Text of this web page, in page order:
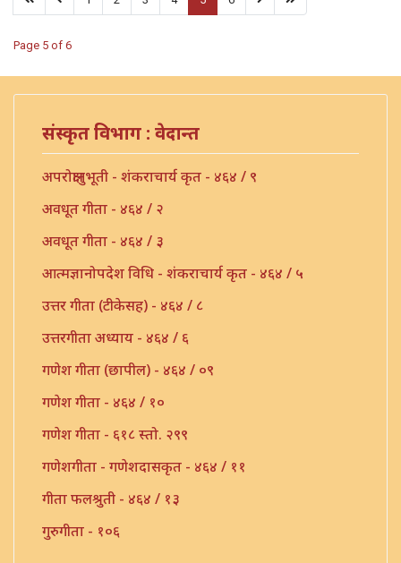
Page 5 of 6
संस्कृत विभाग : वेदान्त
अपरोक्षानुभूती - शंकराचार्य कृत - ४६४ / ९
अवधूत गीता - ४६४ / २
अवधूत गीता - ४६४ / ३
आत्मज्ञानोपदेश विधि - शंकराचार्य कृत - ४६४ / ५
उत्तर गीता (टीकेसह) - ४६४ / ८
उत्तरगीता अध्याय - ४६४ / ६
गणेश गीता (छापील) - ४६४ / ०९
गणेश गीता - ४६४ / १०
गणेश गीता - ६१८ स्तो. २९९
गणेशगीता - गणेशदासकृत - ४६४ / ११
गीता फलश्रुती - ४६४ / १३
गुरुगीता - १०६